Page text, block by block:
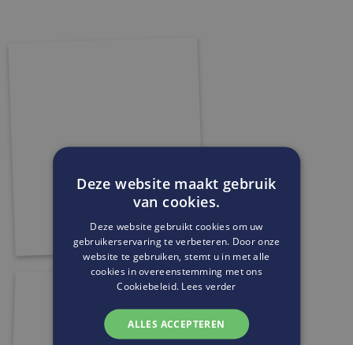
Deze website maakt gebruik
van cookies.
Deze website gebruikt cookies om uw
gebruikerservaring te verbeteren. Door onze
website te gebruiken, stemt u in met alle
cookies in overeenstemming met ons
Cookiebeleid. Lees verder
ALLES ACCEPTEREN